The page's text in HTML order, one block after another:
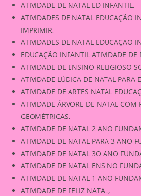
ATIVIDADE DE NATAL ED INFANTIL,
ATIVIDADES DE NATAL EDUCAÇÃO
IMPRIMIR,
ATIVIDADES DE NATAL EDUCAÇÃO
EDUCAÇÃO INFANTIL ATIVIDADE DE
ATIVIDADE DE ENSINO RELIGIOSO
ATIVIDADE LÚDICA DE NATAL PARA
ATIVIDADE DE ARTES NATAL
ATIVIDADE ÁRVORE DE NATAL COM
GEOMÉTRICAS,
ATIVIDADE DE NATAL 2 ANO
ATIVIDADE DE NATAL PARA 3 ANO
ATIVIDADE DE NATAL 3O ANO
ATIVIDADE DE NATAL ENSINO
ATIVIDADE DE NATAL 1 ANO
ATIVIDADE DE FELIZ NATAL,